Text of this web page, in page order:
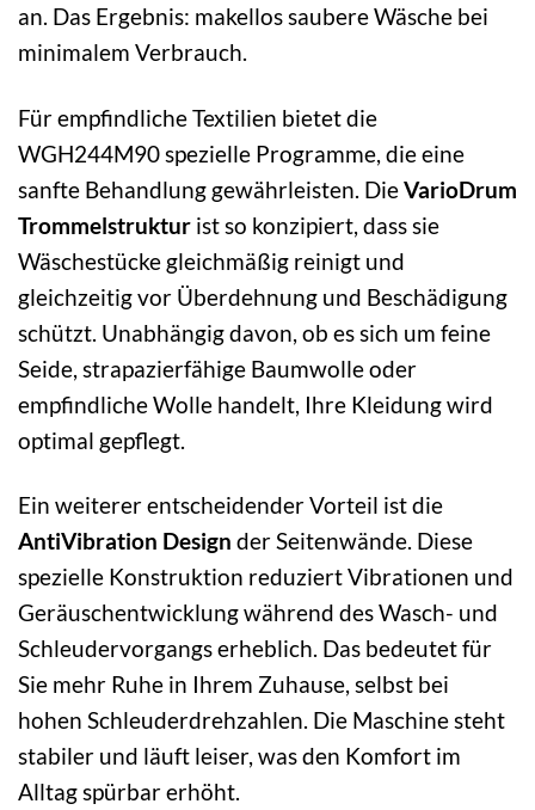
an. Das Ergebnis: makellos saubere Wäsche bei
minimalem Verbrauch.
Für empfindliche Textilien bietet die
WGH244M90 spezielle Programme, die eine
sanfte Behandlung gewährleisten. DieVarioDrum
Trommelstruktur ist so konzipiert, dass sie
Wäschestücke gleichmäßig reinigt und
gleichzeitig vor Überdehnung und Beschädigung
schützt. Unabhängig davon, ob es sich um feine
Seide, strapazierfähige Baumwolle oder
empfindliche Wolle handelt, Ihre Kleidung wird
optimal gepflegt.
Ein weiterer entscheidender Vorteil ist die
AntiVibration Design der Seitenwände. Diese
spezielle Konstruktion reduziert Vibrationen und
Geräuschentwicklung während des Wasch- und
Schleudervorgangs erheblich. Das bedeutet für
Sie mehr Ruhe in Ihrem Zuhause, selbst bei
hohen Schleuderdrehzahlen. Die Maschine steht
stabiler und läuft leiser, was den Komfort im
Alltag spürbar erhöht.